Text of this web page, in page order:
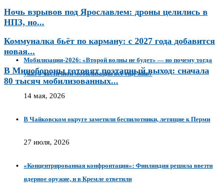
Ночь взрывов под Ярославлем: дроны целились в
НПЗ, но...
Коммуналка бьёт по карману: с 2027 года добавится
новая...
В Минобороны готовят поэтапный выход: сначала
80 тысяч мобилизованных...
Мобилизация-2026: «Второй волны не будет» — но почему тогда
указ о частичной мобилизации всё ещё жив?
14 мая, 2026
В Чайковском округе заметили беспилотники, летящие к Перми
27 июля, 2026
«Концентрированная конфронтация»: Финляндия решила ввезти
ядерное оружие, и в Кремле ответили